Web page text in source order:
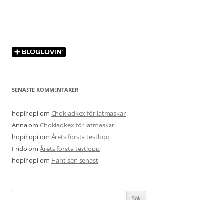
SENASTE KOMMENTARER
hopihopiom Chokladkex för latmaskar
Annaom Chokladkex för latmaskar
hopihopiom Årets första testlopp
Frido om Årets första testlopp
hopihopiom Hänt sen senast